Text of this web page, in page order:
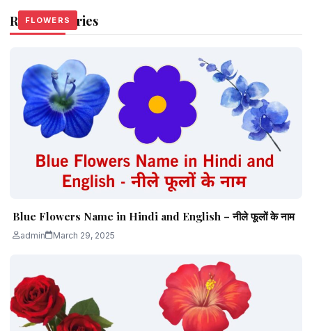
Related Stories
FLOWERS
Blue Flowers Name in Hindi and English – नीले फूलों के नाम
admin March 29, 2025
FLOWERS
FLOWERS